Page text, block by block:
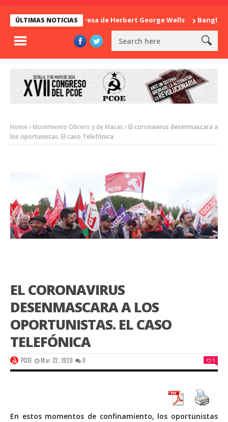
ÚLTIMAS NOTICIAS
La sorpresa de Herbert George Wells Bangladesh:
Home Movimiento Obrero y de Masas
El coronavirus desenmascara a
los oportunistas. El caso Telefónica
EL CORONAVIRUS
DESENMASCARA A LOS
OPORTUNISTAS. EL CASO
TELEFÓNICA
PCOE Mar 22, 2020 0 1
En estos momentos de confinamiento, los oportunistas